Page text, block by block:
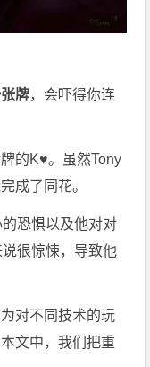
牌，会吓得你连
的K♥。虽然Tony
成了同花。
恐惧以及他对对
很惊悚，导致他
对不同技术的玩
文中，我们把重